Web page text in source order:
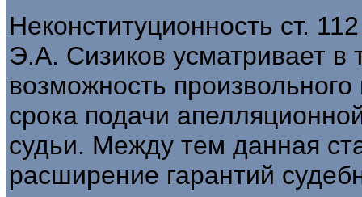
Неконституционность ст.
Э.А. Сизиков усматривает в
возможность
срока подачи
судьи. Между тем данная
расширение гарантий